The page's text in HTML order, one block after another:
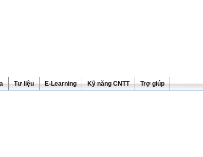
Tư liệu E-Learning Kỹ năng CNTT Trợ giúp